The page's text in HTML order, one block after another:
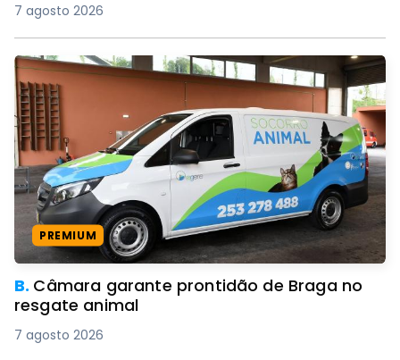
7 agosto 2026
PREMIUM
B. Câmara garante prontidão de Braga no
resgate animal
7 agosto 2026